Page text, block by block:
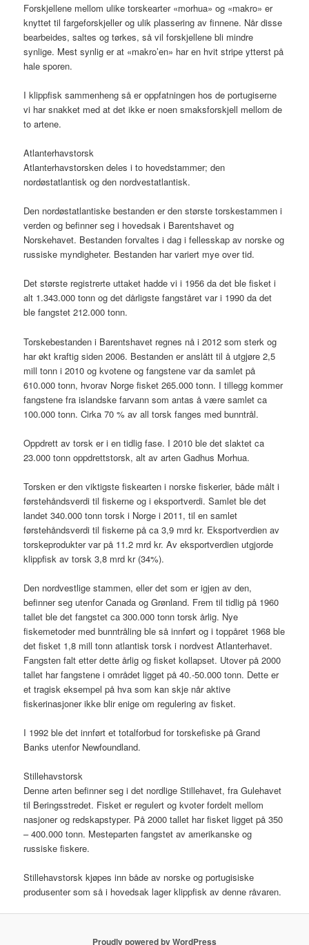
Forskjellene mellom ulike torskearter «morhua» og «makro» er
knyttet til fargeforskjeller og ulik plassering av finnene. Når disse
bearbeides, saltes og tørkes, så vil forskjellene bli mindre
synlige. Mest synlig er at «makro’en» har en hvit stripe ytterst på
hale sporen.
I klippfisk sammenheng så er oppfatningen hos de portugiserne
vi har snakket med at det ikke er noen smaksforskjell mellom de
to artene.
Atlanterhavstorsk
Atlanterhavstorsken deles i to hovedstammer; den
nordøstatlantisk og den nordvestatlantisk.
Den nordøstatlantiske bestanden er den største torskestammen i
verden og befinner seg i hovedsak i Barentshavet og
Norskehavet. Bestanden forvaltes i dag i fellesskap av norske og
russiske myndigheter. Bestanden har variert mye over tid.
Det største registrerte uttaket hadde vi i 1956 da det ble fisket i
alt 1.343.000 tonn og det dårligste fangståret var i 1990 da det
ble fangstet 212.000 tonn.
Torskebestanden i Barentshavet regnes nå i 2012 som sterk og
har økt kraftig siden 2006. Bestanden er anslått til å utgjøre 2,5
mill tonn i 2010 og kvotene og fangstene var da samlet på
610.000 tonn, hvorav Norge fisket 265.000 tonn. I tillegg kommer
fangstene fra islandske farvann som antas å være samlet ca
100.000 tonn. Cirka 70 % av all torsk fanges med bunntrål.
Oppdrett av torsk er i en tidlig fase. I 2010 ble det slaktet ca
23.000 tonn oppdrettstorsk, alt av arten Gadhus Morhua.
Torsken er den viktigste fiskearten i norske fiskerier, både målt i
førstehåndsverdi til fiskerne og i eksportverdi. Samlet ble det
landet 340.000 tonn torsk i Norge i 2011, til en samlet
førstehåndsverdi til fiskerne på ca 3,9 mrd kr. Eksportverdien av
torskeprodukter var på 11.2 mrd kr. Av eksportverdien utgjorde
klippfisk av torsk 3,8 mrd kr (34%).
Den nordvestlige stammen, eller det som er igjen av den,
befinner seg utenfor Canada og Grønland. Frem til tidlig på 1960
tallet ble det fangstet ca 300.000 tonn torsk årlig. Nye
fiskemetoder med bunntråling ble så innført og i toppåret 1968 ble
det fisket 1,8 mill tonn atlantisk torsk i nordvest Atlanterhavet.
Fangsten falt etter dette årlig og fisket kollapset. Utover på 2000
tallet har fangstene i området ligget på 40.-50.000 tonn. Dette er
et tragisk eksempel på hva som kan skje når aktive
fiskerinasjoner ikke blir enige om regulering av fisket.
I 1992 ble det innført et totalforbud for torskefiske på Grand
Banks utenfor Newfoundland.
Stillehavstorsk
Denne arten befinner seg i det nordlige Stillehavet, fra Gulehavet
til Beringsstredet. Fisket er regulert og kvoter fordelt mellom
nasjoner og redskapstyper. På 2000 tallet har fisket ligget på 350
– 400.000 tonn. Mesteparten fangstet av amerikanske og
russiske fiskere.
Stillehavstorsk kjøpes inn både av norske og portugisiske
produsenter som så i hovedsak lager klippfisk av denne råvaren.
Proudly powered by WordPress